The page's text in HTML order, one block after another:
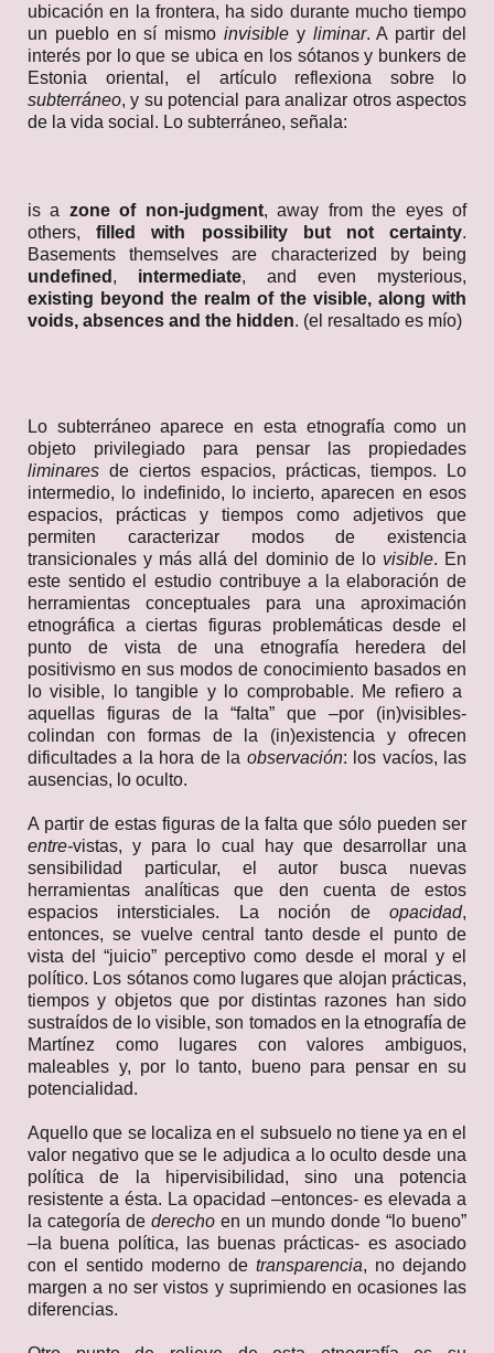
ubicación en la frontera, ha sido durante mucho tiempo
un pueblo en sí mismo invisible y liminar. A partir del
interés por lo que se ubica en los sótanos y bunkers de
Estonia oriental, el artículo reflexiona sobre lo
subterráneo, y su potencial para analizar otros aspectos
de la vida social. Lo subterráneo, señala:
is a zone of non-judgment, away from the eyes of
others,filled with possibility but not certainty.
Basements themselves are characterized by being
undefined , intermediate, and even mysterious,
existing beyond the realm of the visible, along with
voids, absences and the hidden. (el resaltado es mío)
Lo subterráneo aparece en esta etnografía como un
objeto privilegiado para pensar las propiedades
liminares de ciertos espacios, prácticas, tiempos. Lo
intermedio, lo indefinido, lo incierto, aparecen en esos
espacios, prácticas y tiempos como adjetivos que
permiten caracterizar modos de existencia
transicionales y más allá del dominio de lo visible. En
este sentido el estudio contribuye a la elaboración de
herramientas conceptuales para una aproximación
etnográfica a ciertas figuras problemáticas desde el
punto de vista de una etnografía heredera del
positivismo en sus modos de conocimiento basados en
lo visible, lo tangible y lo comprobable. Me refiero a
aquellas figuras de la “falta” que –por (in)visibles-
colindan con formas de la (in)existencia y ofrecen
dificultades a la hora de la observación: los vacíos, las
ausencias, lo oculto.
A partir de estas figuras de la falta que sólo pueden ser
entre-vistas, y para lo cual hay que desarrollar una
sensibilidad particular, el autor busca nuevas
herramientas analíticas que den cuenta de estos
espacios intersticiales. La noción de opacidad,
entonces, se vuelve central tanto desde el punto de
vista del “juicio” perceptivo como desde el moral y el
político. Los sótanos como lugares que alojan prácticas,
tiempos y objetos que por distintas razones han sido
sustraídos de lo visible, son tomados en la etnografía de
Martínez como lugares con valores ambiguos,
maleables y, por lo tanto, bueno para pensar en su
potencialidad.
Aquello que se localiza en el subsuelo no tiene ya en el
valor negativo que se le adjudica a lo oculto desde una
política de la hipervisibilidad, sino una potencia
resistente a ésta. La opacidad –entonces- es elevada a
la categoría de derecho en un mundo donde “lo bueno”
–la buena política, las buenas prácticas- es asociado
con el sentido moderno de transparencia, no dejando
margen a no ser vistos y suprimiendo en ocasiones las
diferencias.